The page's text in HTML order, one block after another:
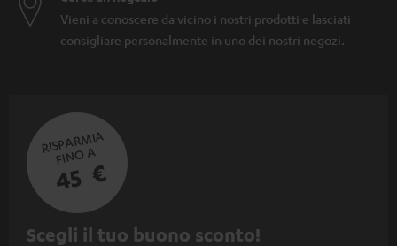
Vieni a conoscere da vicino i nostri prodotti e lasciati
consigliare personalmente in uno dei nostri negozi.
RISPARMIA
FINO A
45 €
I
Scegli il tuo buono sconto!